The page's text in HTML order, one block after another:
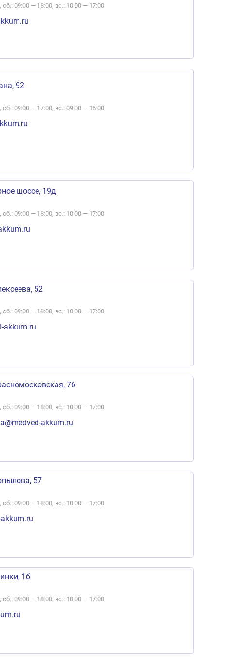
09:00 — 18:00, вс.: 10:00 — 17:00
92
09:00 — 17:00, вс.: 09:00 — 16:00
шоссе, 19д
09:00 — 18:00, вс.: 10:00 — 17:00
52
09:00 — 18:00, вс.: 10:00 — 17:00
akkum.ru
76
09:00 — 18:00, вс.: 10:00 — 17:00
akkum.ru
57
09:00 — 18:00, вс.: 10:00 — 17:00
1б
09:00 — 18:00, вс.: 10:00 — 17:00